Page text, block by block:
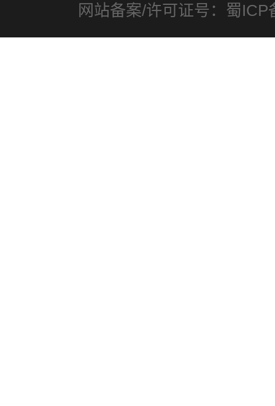
网站备案/许可证号：蜀ICP